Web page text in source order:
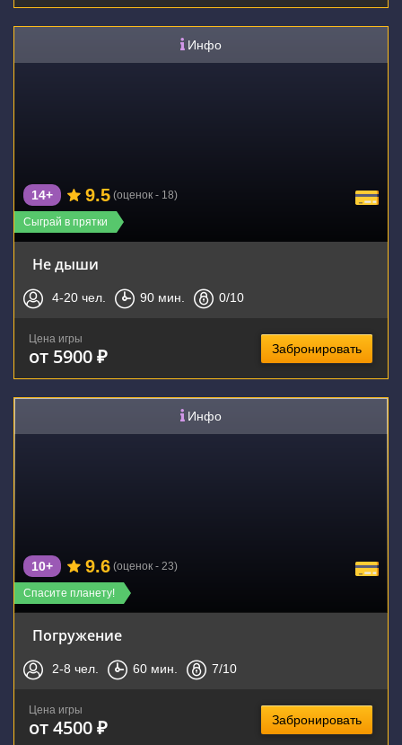
Инфо
Сыграй в прятки
14+ 9.5 (оценок - 18)
Не дыши
4-20 чел. 90 мин. 0/10
Цена игры
от 5900 ₽ Забронировать
Инфо
Спасите планету!
10+ 9.6 (оценок - 23)
Погружение
2-8 чел. 60 мин. 7/10
Цена игры
от 4500 ₽ Забронировать